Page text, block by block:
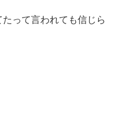
って言われても信じら